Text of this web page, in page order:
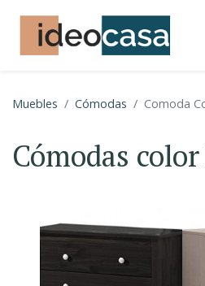
Muebles Cómodas Comoda
Cómodas